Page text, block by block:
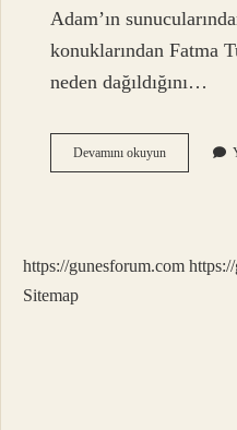
Adam’ın
konuklarından Fatma
neden dağıldığını…
Devamını okuyunModel
Kimler
https://gunesforum.com
Sitemap